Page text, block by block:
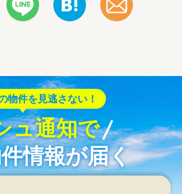
物件を見逃さない！
ュ通知で
情報が届く